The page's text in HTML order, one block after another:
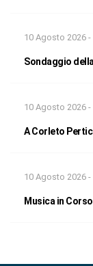
10 Agosto 2026 -
Sondaggio
10 Agosto 2026 -
A Corleto
10 Agosto 2026 -
Musica in